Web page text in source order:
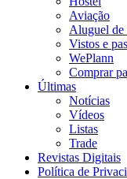
Aviação
Aluguel de
Vistos e
WePlann
Comprar
Últimas
Notícias
Vídeos
Listas
Trade
Revistas Digitais
Política de